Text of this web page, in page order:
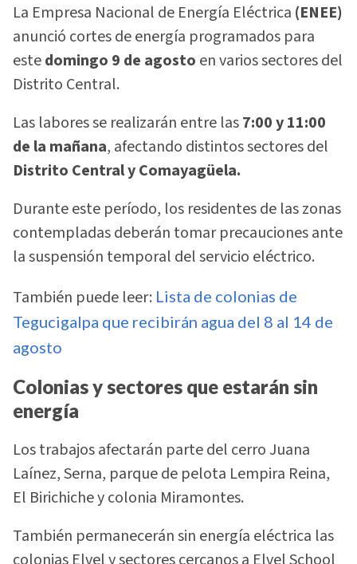
La Empresa Nacional de Energía Eléctrica (ENEE)
anunció cortes de energía programados para
estedomingo 9 de agosto en varios sectores del
Distrito Central.
Las labores se realizarán entre las7:00 y 11:00
de la mañana, afectando distintos sectores del
Distrito Central y Comayagüela.
Durante este período, los residentes de las zonas
contempladas deberán tomar precauciones ante
la suspensión temporal del servicio eléctrico.
También puede leer: Lista de colonias de
Tegucigalpa que recibirán agua del 8 al 14 de
agosto
Colonias y sectores que estarán sin
energía
Los trabajos afectarán parte del cerro Juana
Laínez, Serna, parque de pelota Lempira Reina,
El Birichiche y colonia Miramontes.
También permanecerán sin energía eléctrica las